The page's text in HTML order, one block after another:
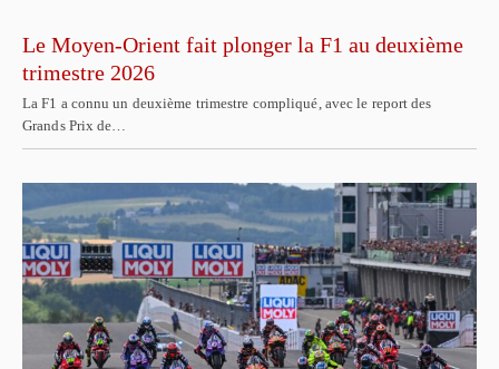
Le Moyen-Orient fait plonger la F1 au deuxième
trimestre 2026
La F1 a connu un deuxième trimestre compliqué, avec le report des
Grands Prix de…